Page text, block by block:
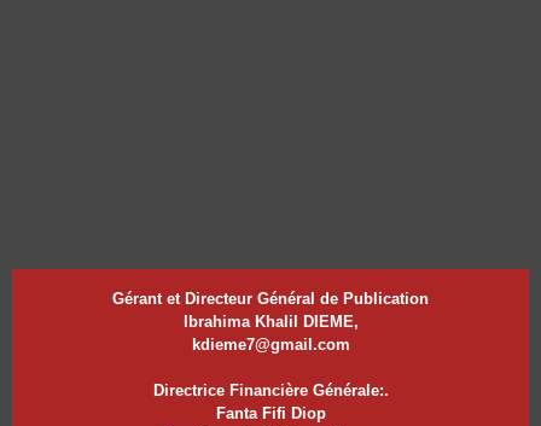
Gérant et Directeur Général de Publication
Ibrahima Khalil DIEME,
kdieme7@gmail.com
Directrice Financière Générale:.
Fanta Fifi Diop